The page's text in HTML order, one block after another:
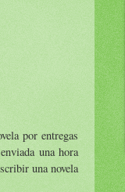
por entregas
una hora
una novela